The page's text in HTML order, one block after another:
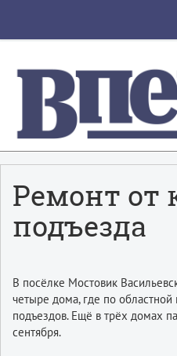
Ремонт от
подъезда
В посёлке Мостовик
четыре дома, где по
подъездов. Ещё в трёх домах
сентября.